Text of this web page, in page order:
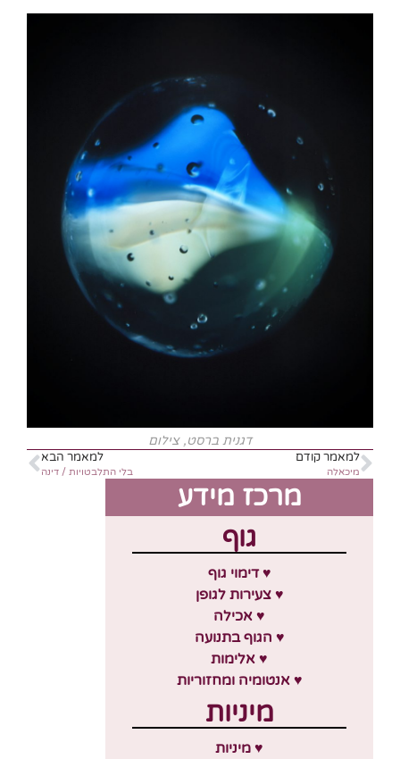
דגנית ברסט, צילום
למאמר קודם
מיכאלה
למאמר הבא
בלי התלבטויות / דינה
מרכז מידע
גוף
♥ דימוי גוף
♥ צעירות לגופן
♥ אכילה
♥ הגוף בתנועה
♥ אלימות
♥ אנטומיה ומחזוריות
מיניות
♥ מיניות